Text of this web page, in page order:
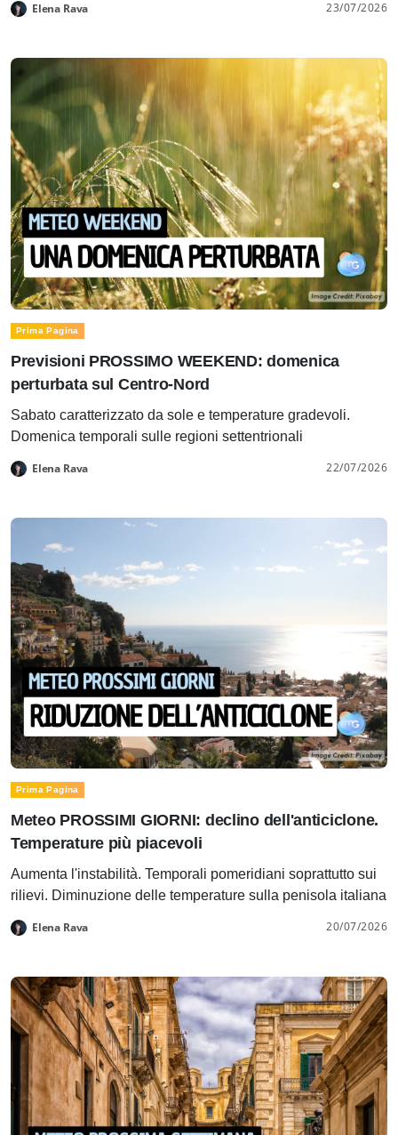
Elena Rava 23/07/2026
Prima Pagina
Previsioni PROSSIMO WEEKEND: domenica
perturbata sul Centro-Nord
Sabato caratterizzato da sole e temperature gradevoli.
Domenica temporali sulle regioni settentrionali
Elena Rava 22/07/2026
Prima Pagina
Meteo PROSSIMI GIORNI: declino dell'anticiclone.
Temperature più piacevoli
Aumenta l'instabilità. Temporali pomeridiani soprattutto sui
rilievi. Diminuzione delle temperature sulla penisola italiana
Elena Rava 20/07/2026